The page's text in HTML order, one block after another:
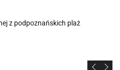
z podpoznańskich plaż